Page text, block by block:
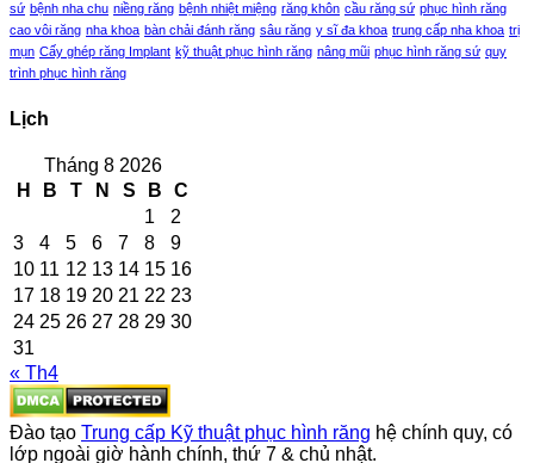
sứ bệnh nha chu niềng răng bệnh nhiệt miệng răng khôn cầu răng sứ phục hình răng
cao vôi răng nha khoa bàn chải đánh răng sâu răng y sĩ đa khoa trung cấp nha khoa trị
mụn Cấy ghép răng Implant kỹ thuật phục hình răng nâng mũi phục hình răng sứ quy
trình phục hình răng
Lịch
Tháng 8 2026
H
B T N S B
C
1
2
3
4 5 6 7 8
9
10 11 12 13 14 15 16
17 18 19 20 21 22 23
24 25 26 27 28 29 30
31
« Th4
Đào tạo Trung cấp Kỹ thuật phục hình răng hệ chính quy, có
lớp ngoài giờ hành chính, thứ 7 & chủ nhật.